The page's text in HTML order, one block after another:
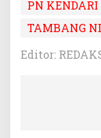
PN KENDARI
TAMBANG
Editor: